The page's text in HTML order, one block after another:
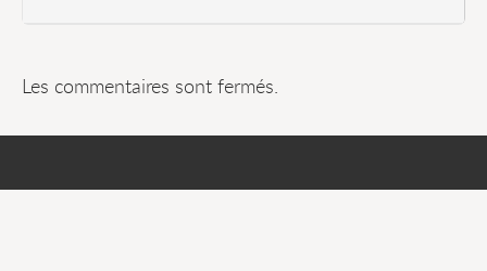
Les commentaires sont fermés.